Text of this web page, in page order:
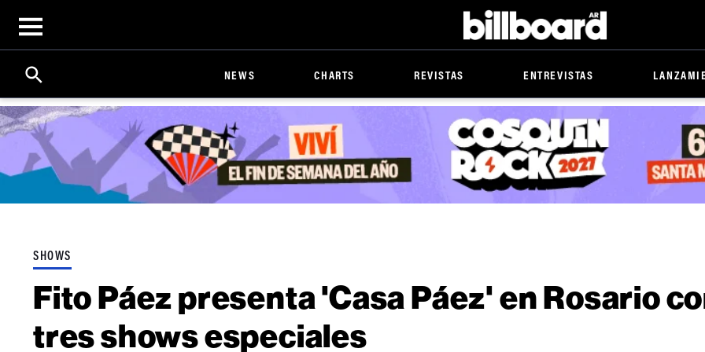
Open
menu
Billboard
Search
Click
Expand
Search
Input
NEWS CHARTS REVISTAS ENTREVISTAS
SHOWS
Fito Páez presenta 'Casa Páez' en Rosario
tres shows especiales